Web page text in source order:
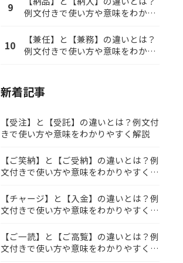
9
例文付きで使い方や意味をわかり
10
【兼任】と【兼務】の違いとは？
例文付きで使い方や意味をわかり
新着記事
【受注】と【受託】の違いとは？例文付
きで使い方や意味をわかりやすく解説
【ご笑納】と【ご受納】の違いとは？例
文付きで使い方や意味をわかりやすく解
【チャージ】と【入金】の違いとは？例
文付きで使い方や意味をわかりやすく解
【ご一読】と【ご高覧】の違いとは？例
文付きで使い方や意味をわかりやすく解